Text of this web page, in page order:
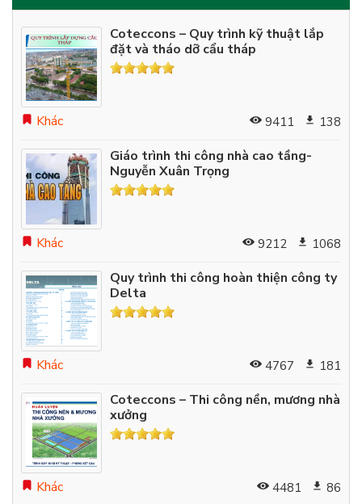
Coteccons – Quy trình kỹ thuật lắp
đặt và tháo dỡ cẩu tháp
Khác 9411 138
Giáo trình thi công nhà cao tầng-
Nguyễn Xuân Trọng
Khác 9212 1068
Quy trình thi công hoàn thiện công ty
Delta
Khác 4767 181
Coteccons – Thi công nền, mương nhà
xưởng
Khác 4481 86